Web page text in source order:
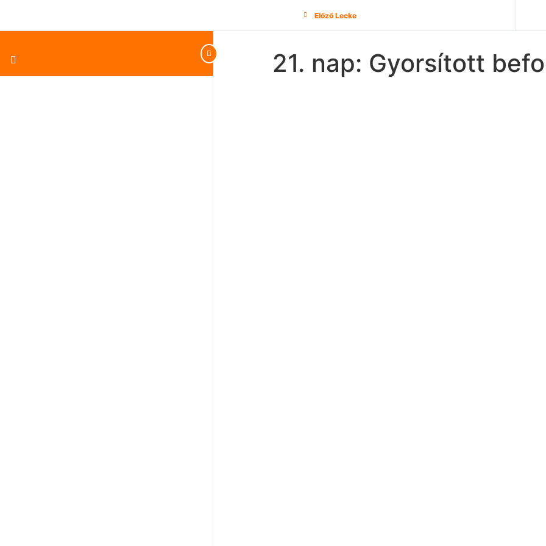
Előző Lecke
21. nap: Gyorsított